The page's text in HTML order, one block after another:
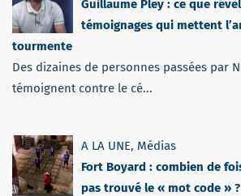
Guillaume Pley : ce que
témoignages qui mettent
tourmente
Des dizaines de personnes passées par
témoignent contre le cé...
A LA UNE, Médias
Fort Boyard : combien de
pas trouvé le « mot code » ?